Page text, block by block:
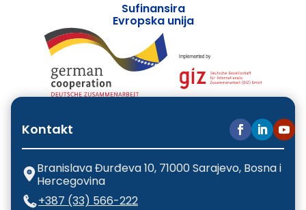
Sufinansira
Evropska unija
Kontakt
Branislava Đurđeva 10, 71000 Sarajevo, Bosna i
Hercegovina
+387 (33) 566-222